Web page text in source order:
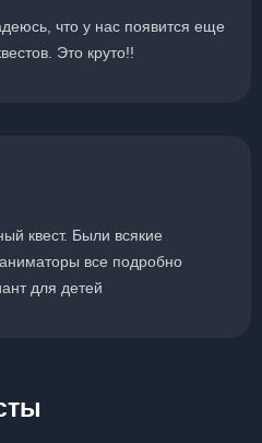
что у нас появится еще
Это круто!!
квест. Были всякие
все подробно
для детей